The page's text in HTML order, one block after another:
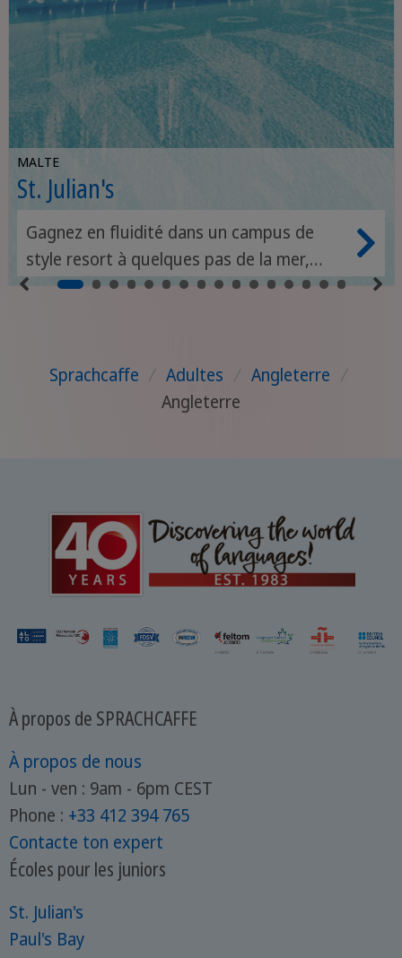
MALTE
St. Julian's
Gagnez en fluidité dans un campus de
style resort à quelques pas de la mer,
plein de vie, de charme et de connexion.
Sprachcaffe / Adultes / Angleterre /
Angleterre
À propos de SPRACHCAFFE
À propos de nous
Lun - ven : 9am - 6pm CEST
Phone : +33 412 394 765
Contacte ton expert
Écoles pour les juniors
St. Julian's
Paul's Bay